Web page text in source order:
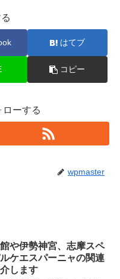
はてブ
コピー
ーする
wpmaster
や伊勢神宮、志摩スペ
ケエスパーニャの関連
します